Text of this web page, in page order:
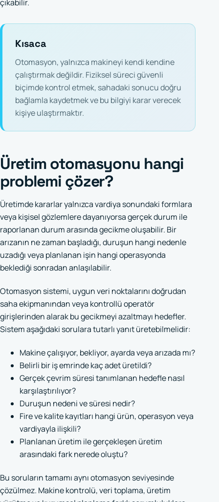
çıkabilir.
Kısaca
Otomasyon, yalnızca makineyi kendi kendine
çalıştırmak değildir. Fiziksel süreci güvenli
biçimde kontrol etmek, sahadaki sonucu doğru
bağlamla kaydetmek ve bu bilgiyi karar verecek
kişiye ulaştırmaktır.
Üretim otomasyonu hangi
problemi çözer?
Üretimde kararlar yalnızca vardiya sonundaki formlara
veya kişisel gözlemlere dayanıyorsa gerçek durum ile
raporlanan durum arasında gecikme oluşabilir. Bir
arızanın ne zaman başladığı, duruşun hangi nedenle
uzadığı veya planlanan işin hangi operasyonda
beklediği sonradan anlaşılabilir.
Otomasyon sistemi, uygun veri noktalarını doğrudan
saha ekipmanından veya kontrollü operatör
girişlerinden alarak bu gecikmeyi azaltmayı hedefler.
Sistem aşağıdaki sorulara tutarlı yanıt üretebilmelidir:
Makine çalışıyor, bekliyor, ayarda veya arızada mı?
Belirli bir iş emrinde kaç adet üretildi?
Gerçek çevrim süresi tanımlanan hedefle nasıl
karşılaştırılıyor?
Duruşun nedeni ve süresi nedir?
Fire ve kalite kayıtları hangi ürün, operasyon veya
vardiyayla ilişkili?
Planlanan üretim ile gerçekleşen üretim
arasındaki fark nerede oluştu?
Bu soruların tamamı aynı otomasyon seviyesinde
çözülmez. Makine kontrolü, veri toplama, üretim